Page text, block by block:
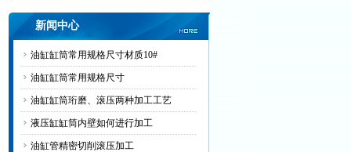
新闻中心
油缸缸筒常用规格尺寸材质10#
油缸缸筒常用规格尺寸
油缸缸筒珩磨、滚压两种加工工艺
液压缸缸筒内壁如何进行加工
油缸管精密切削滚压加工